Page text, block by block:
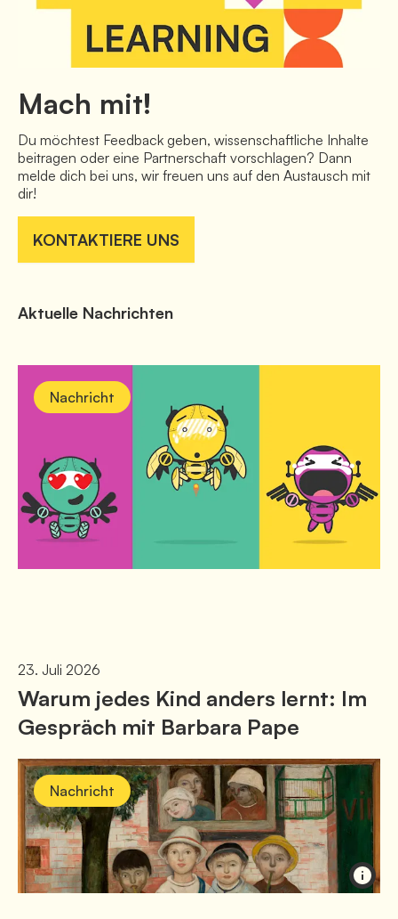
Mach mit!
Du möchtest Feedback geben, wissenschaftliche Inhalte
beitragen oder eine Partnerschaft vorschlagen? Dann
melde dich bei uns, wir freuen uns auf den Austausch mit
dir!
KONTAKTIERE UNS
Aktuelle Nachrichten
Nachricht
23. Juli 2026
Warum jedes Kind anders lernt: Im
Gespräch mit Barbara Pape
Nachricht